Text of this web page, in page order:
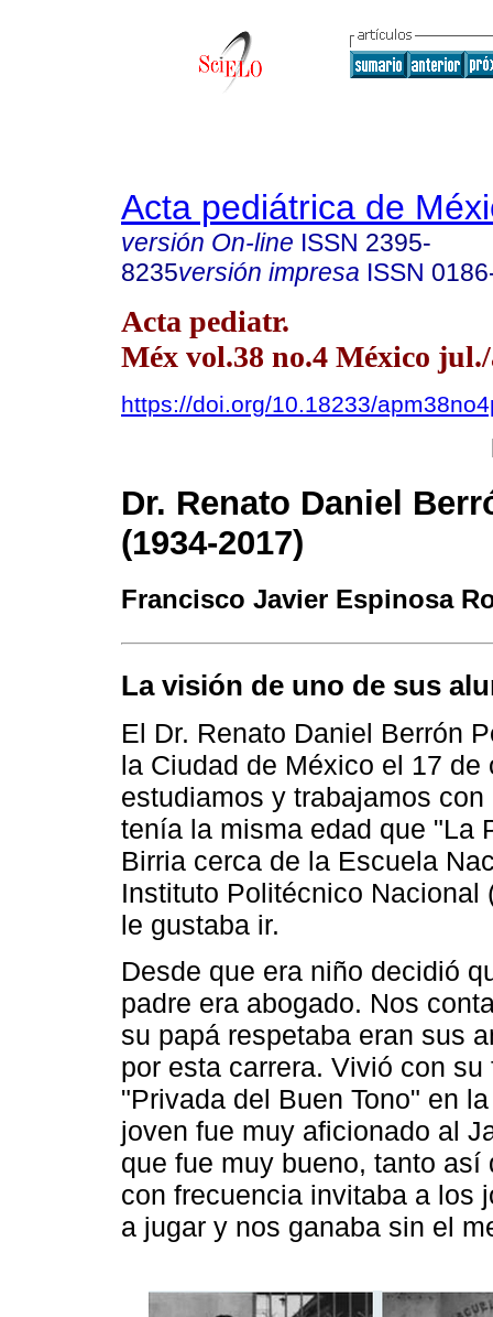
Acta pediátrica de
versión On-line ISSN 2395-
8235versión impresa ISSN
Acta pediatr.
Méx vol.38 no.4 México jul./
https://doi.org/10.18233/
Dr. Renato Daniel
(1934-2017)
Francisco Javier Espinosa
La visión de uno de sus
El Dr. Renato Daniel Berrón
la Ciudad de México el 17
estudiamos y trabajamos
tenía la misma edad que "La
Birria cerca de la Escuela
Instituto Politécnico Nacional
le gustaba ir.
Desde que era niño decidió
padre era abogado. Nos
su papá respetaba eran sus
por esta carrera. Vivió con
"Privada del Buen Tono" en
joven fue muy aficionado al
que fue muy bueno, tanto
con frecuencia invitaba a los
a jugar y nos ganaba sin el